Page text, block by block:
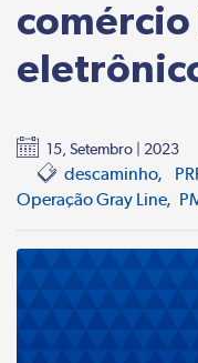
15, Setembro | 2023
descaminho
Operação Gray Line